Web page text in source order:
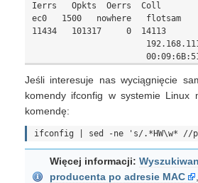
Ierrs   Opkts  Oerrs  Coll
ec0   1500   nowhere   flotsam
11434   101317     0  14113
Jeśli interesuje nas wyciągnięcie
komendy ifconfig w systemie Linux
komendę:
Więcej informacji:
producenta po adresie MAC